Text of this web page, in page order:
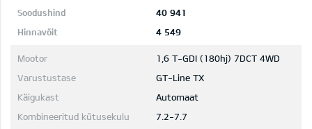
40 941
4 549
1,6 T-GDI (180hj) 7DCT 4WD
GT-Line TX
Automaat
7.2-7.7